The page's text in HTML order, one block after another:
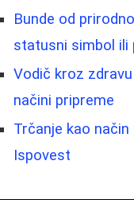
Bunde od
statusni simbol
Vodič kroz
načini pripreme
Trčanje kao
Ispovest